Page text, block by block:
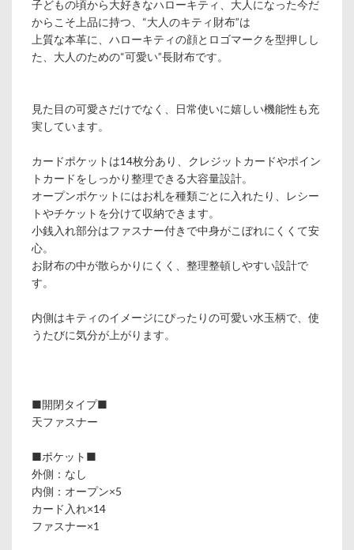
子どもの頃から大好きなハローキティ、大人になった今だ
からこそ上品に持つ、“大人のキティ財布”は
上質な本革に、ハローキティの顔とロゴマークを型押しし
た、大人のための“可愛い”長財布です。
見た目の可愛さだけでなく、日常使いに嬉しい機能性も充
実しています。
カードポケットは14枚分あり、クレジットカードやポイン
トカードをしっかり整理できる大容量設計。
オープンポケットにはお札を種類ごとに入れたり、レシー
トやチケットを分けて収納できます。
小銭入れ部分はファスナー付きで中身がこぼれにくくて安
心。
お財布の中が散らかりにくく、整理整頓しやすい設計で
す。
内側はキティのイメージにぴったりの可愛い水玉柄で、使
うたびに気分が上がります。
■開閉タイプ■
天ファスナー
■ポケット■
外側：なし
内側：オープン×5
カード入れ×14
ファスナー×1